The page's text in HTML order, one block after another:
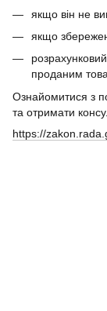
якщо він не
якщо
проданим
Ознайомитися з
та отримати
https://